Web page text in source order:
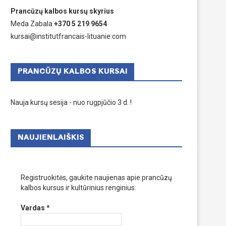
Prancūzų kalbos kursų skyrius
Meda Zabala +370 5 219 9654
kursai@institutfrancais-lituanie.com
PRANCŪZŲ KALBOS KURSAI
Nauja kursų sesija - nuo rugpjūčio 3 d. !
NAUJIENLAIŠKIS
Registruokitės, gaukite naujienas apie prancūzų
kalbos kursus ir kultūrinius renginius:
Vardas *